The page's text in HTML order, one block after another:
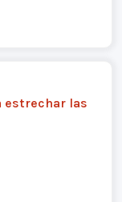
estrechar las